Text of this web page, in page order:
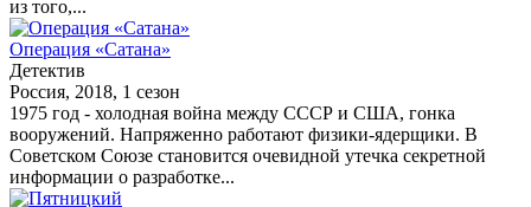
из того,...
Операция «Сатана»
Детектив
Россия, 2018, 1 сезон
1975 год - холодная война между СССР и США, гонка
вооружений. Напряженно работают физики-ядерщики. В
Советском Союзе становится очевидной утечка секретной
информации о разработке...